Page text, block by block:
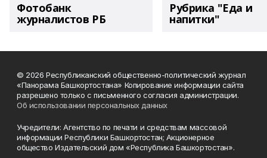
Фотобанк
журналистов РБ
Рубрика "Еда и
напитки"
© 2026 Республиканский общественно-политический журнал
«Панорама Башкортостана» Копирование информации сайта
разрешено только с письменного согласия администрации.
Об использовании персональных данных
Учредители: Агентство по печати и средствам массовой
информации Республики Башкортостан; Акционерное
общество Издательский дом «Республика Башкортостан».